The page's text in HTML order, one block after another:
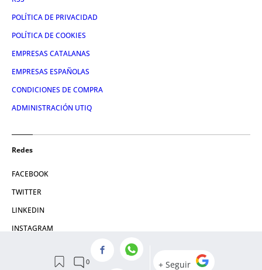
POLÍTICA DE PRIVACIDAD
POLÍTICA DE COOKIES
EMPRESAS CATALANAS
EMPRESAS ESPAÑOLAS
CONDICIONES DE COMPRA
ADMINISTRACIÓN UTIQ
Redes
FACEBOOK
TWITTER
LINKEDIN
INSTAGRAM